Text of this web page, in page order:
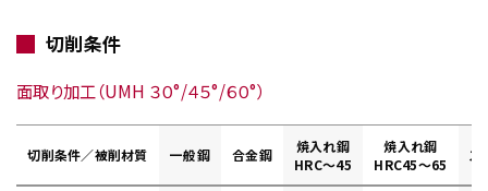
切削条件
面取り加工（UMH ３０°/４５°/６０°）
切削条件／被削材質 一般鋼 合金鋼
焼入れ鋼
HRC～45
焼入れ鋼
HRC45～65
ス